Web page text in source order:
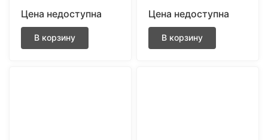
Цена недоступна
В корзину
Цена недоступна
В корзину